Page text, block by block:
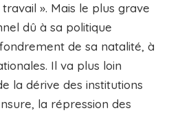
». Mais le plus grave
dû à sa politique
de sa natalité, à
Il va plus loin
la dérive des institutions
la répression des